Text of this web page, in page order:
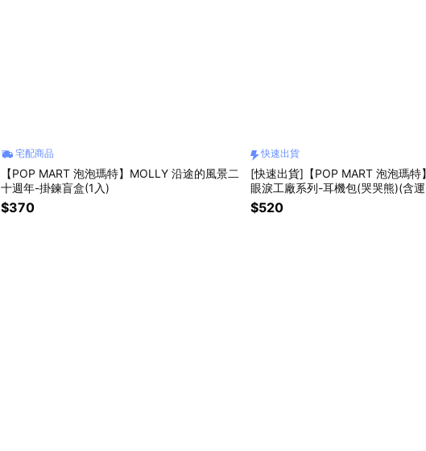
宅配商品
【POP MART 泡泡瑪特】MOLLY 沿途的風景二
十週年-掛鍊盲盒(1入)
$370
快速出貨
[快速出貨]【POP MART 泡泡瑪特
眼淚工廠系列-耳機包(哭哭熊)(含
$520